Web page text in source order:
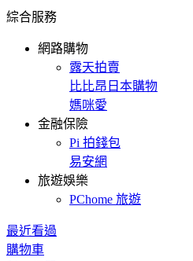
綜合服務
網路購物
露天拍賣
比比昂日本購物
媽咪愛
金融保險
Pi 拍錢包
易安網
旅遊娛樂
PChome 旅遊
最近看過
購物車